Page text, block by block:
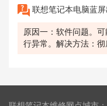
联想笔记本电脑蓝
原因一：软件问题。
行异常。解决方法：